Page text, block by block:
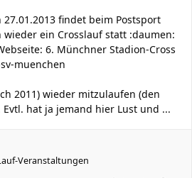
findet beim Postsport
wieder ein Crosslauf statt :daumen:
6. Münchner Stadion-Cross
muenchen
2011) wieder mitzulaufen (den
hat ja jemand hier Lust und ...
Veranstaltungen